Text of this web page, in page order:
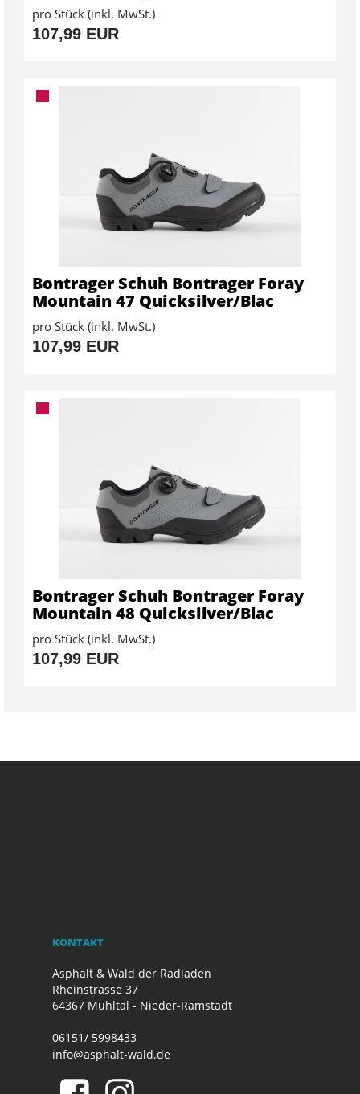
pro Stück (inkl. MwSt.)
107,99 EUR
Bontrager Schuh Bontrager Foray
Mountain 47 Quicksilver/Blac
pro Stück (inkl. MwSt.)
107,99 EUR
Bontrager Schuh Bontrager Foray
Mountain 48 Quicksilver/Blac
pro Stück (inkl. MwSt.)
107,99 EUR
KONTAKT
Asphalt & Wald der Radladen
Rheinstrasse 37
64367 Mühltal - Nieder-Ramstadt
06151/ 5998433
info@asphalt-wald.de